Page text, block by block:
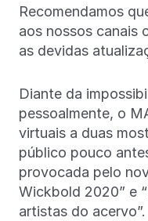
Recomendamos
aos nossos canais
as devidas
Diante da
pessoalmente, o
virtuais a duas
público pouco
provocada pelo
Wickbold 2020” e
artistas do